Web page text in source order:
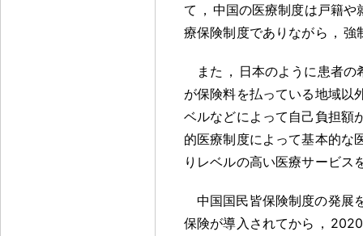
て ， 中国の医療制度は戸籍
療保険制度でありながら ， 強
また ， 日本のように患者
が保険料を払っている地域以
ベルなどによって自己負担額
的医療制度によって基本的な
りレベルの高い医療サービス
中国国民皆保険制度の発展
保険が導入されてから ，